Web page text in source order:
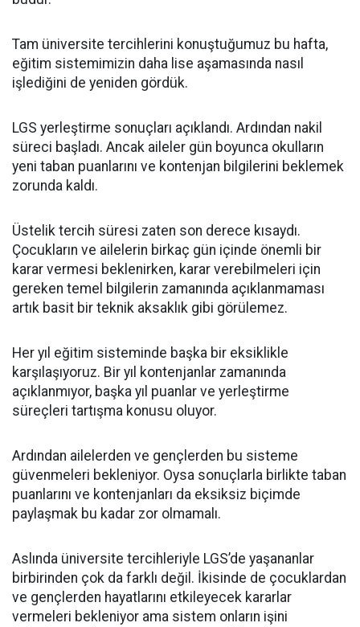
Tam üniversite tercihlerini konuştuğumuz bu hafta,
eğitim sistemimizin daha lise aşamasında nasıl
işlediğini de yeniden gördük.
LGS yerleştirme sonuçları açıklandı. Ardından nakil
süreci başladı. Ancak aileler gün boyunca okulların
yeni taban puanlarını ve kontenjan bilgilerini beklemek
zorunda kaldı.
Üstelik tercih süresi zaten son derece kısaydı.
Çocukların ve ailelerin birkaç gün içinde önemli bir
karar vermesi beklenirken, karar verebilmeleri için
gereken temel bilgilerin zamanında açıklanmaması
artık basit bir teknik aksaklık gibi görülemez.
Her yıl eğitim sisteminde başka bir eksiklikle
karşılaşıyoruz. Bir yıl kontenjanlar zamanında
açıklanmıyor, başka yıl puanlar ve yerleştirme
süreçleri tartışma konusu oluyor.
Ardından ailelerden ve gençlerden bu sisteme
güvenmeleri bekleniyor. Oysa sonuçlarla birlikte taban
puanlarını ve kontenjanları da eksiksiz biçimde
paylaşmak bu kadar zor olmamalı.
Aslında üniversite tercihleriyle LGS’de yaşananlar
birbirinden çok da farklı değil. İkisinde de çocuklardan
ve gençlerden hayatlarını etkileyecek kararlar
vermeleri bekleniyor ama sistem onların işini